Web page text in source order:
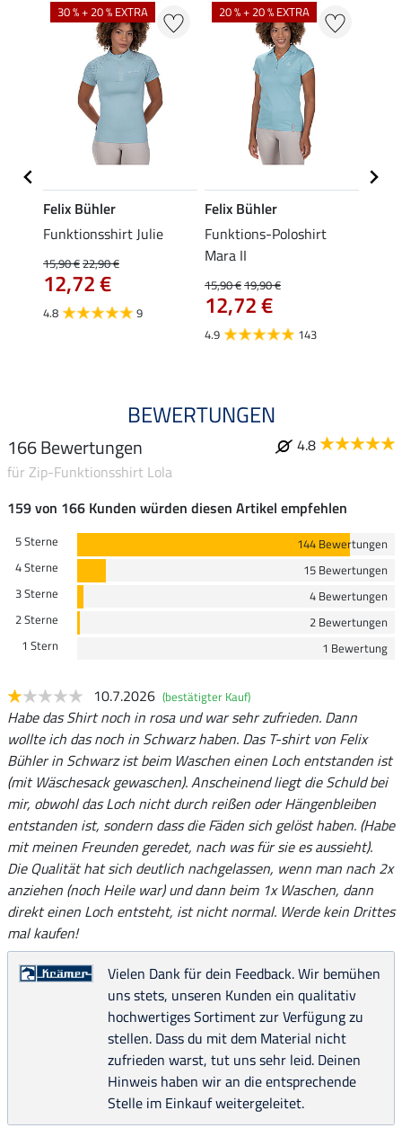
30 % + 20 % EXTRA
Felix Bühler
Funktionsshirt Julie
15,90 €22,90 €
12,72 €
4.8 9
20 % + 20 % EXTRA
Felix Bühler
Funktions-Poloshirt
Mara II
15,90 €19,90 €
12,72 €
4.9 143
BEWERTUNGEN
166 Bewertungen
4.8
für Zip-Funktionsshirt Lola
159 von 166 Kunden würden diesen Artikel empfehlen
5 Sterne
144 Bewertungen
4 Sterne
15 Bewertungen
3 Sterne
4 Bewertungen
2 Sterne
2 Bewertungen
1 Stern
1 Bewertung
10.7.2026 (bestätigter Kauf)
Habe das Shirt noch in rosa und war sehr zufrieden. Dann
wollte ich das noch in Schwarz haben. Das T-shirt von Felix
Bühler in Schwarz ist beim Waschen einen Loch entstanden ist
(mit Wäschesack gewaschen). Anscheinend liegt die Schuld bei
mir, obwohl das Loch nicht durch reißen oder Hängenbleiben
entstanden ist, sondern dass die Fäden sich gelöst haben. (Habe
mit meinen Freunden geredet, nach was für sie es aussieht).
Die Qualität hat sich deutlich nachgelassen, wenn man nach 2x
anziehen (noch Heile war) und dann beim 1x Waschen, dann
direkt einen Loch entsteht, ist nicht normal. Werde kein Drittes
mal kaufen!
Vielen Dank für dein Feedback. Wir bemühen
uns stets, unseren Kunden ein qualitativ
hochwertiges Sortiment zur Verfügung zu
stellen. Dass du mit dem Material nicht
zufrieden warst, tut uns sehr leid. Deinen
Hinweis haben wir an die entsprechende
Stelle im Einkauf weitergeleitet.